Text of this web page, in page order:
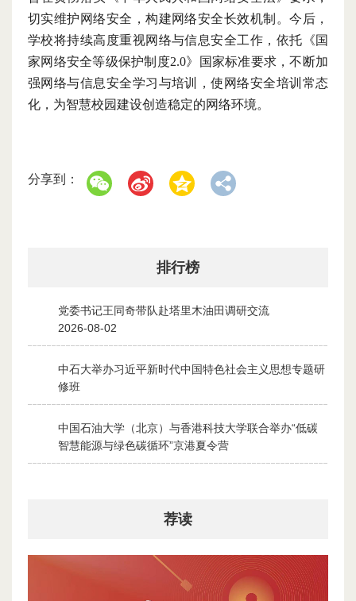
切实维护网络安全，构建网络安全长效机制。今后，
学校将持续高度重视网络与信息安全工作，依托《国
家网络安全等级保护制度2.0》国家标准要求，不断加
强网络与信息安全学习与培训，使网络安全培训常态
化，为智慧校园建设创造稳定的网络环境。
分享到：
排行榜
党委书记王同奇带队赴塔里木油田调研交流
2026-08-02
中石大举办习近平新时代中国特色社会主义思想专题研
修班
2026-07-28
中国石油大学（北京）与香港科技大学联合举办“低碳
智慧能源与绿色碳循环”京港夏令营
2026-07-30
荐读